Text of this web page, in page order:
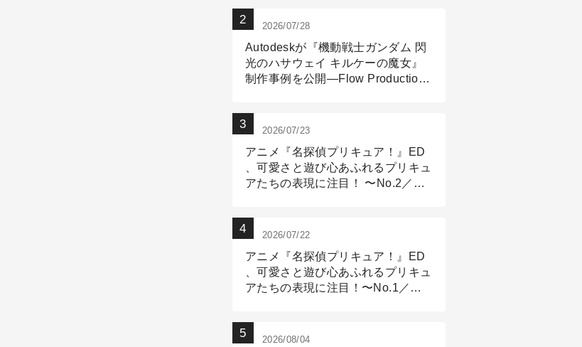
2026/07/28
Autodeskが『機動戦士ガンダム 閃
光のハサウェイ キルケーの魔女』
制作事例を公開―Flow Production
2026/07/23
アニメ『名探偵プリキュア！』ED
、可愛さと遊び心あふれるプリキュ
アたちの表現に注目！ 〜No.2／モ
2026/07/22
アニメ『名探偵プリキュア！』ED
、可愛さと遊び心あふれるプリキュ
アたちの表現に注目！〜No.1／演
2026/08/04